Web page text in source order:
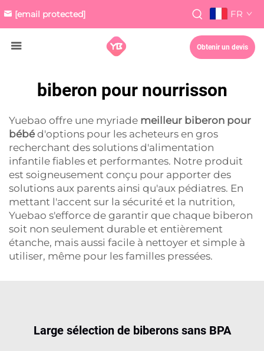
[email protected] FR
Obtenir un devis
biberon pour nourrisson
Yuebao offre une myriade meilleur biberon pour
bébé d'options pour les acheteurs en gros
recherchant des solutions d'alimentation
infantile fiables et performantes. Notre produit
est soigneusement conçu pour apporter des
solutions aux parents ainsi qu'aux pédiatres. En
mettant l'accent sur la sécurité et la nutrition,
Yuebao s'efforce de garantir que chaque biberon
soit non seulement durable et entièrement
étanche, mais aussi facile à nettoyer et simple à
utiliser, même pour les familles pressées.
Large sélection de biberons sans BPA